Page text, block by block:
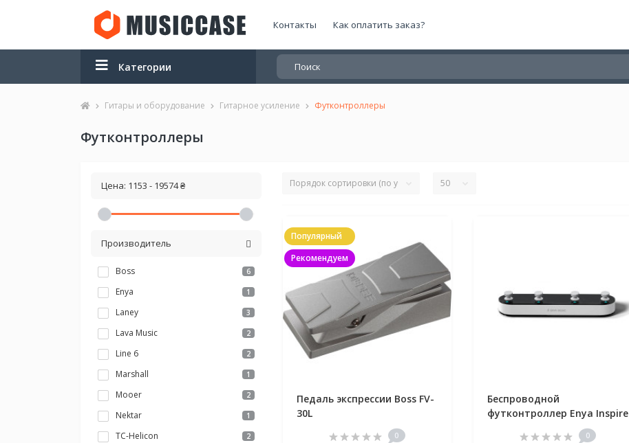
Контакты Как оплатить заказ?
Категории
Гитары и оборудование Гитарное усиление Футконтроллеры
Футконтроллеры
Цена: 1153 - 19574₴
Производитель
Boss 6
Enya 1
Laney 3
Lava Music 2
Line 6 2
Marshall 1
Mooer 2
Nektar 1
TC-Helicon 2
Популярный
Рекомендуем
Педаль экспрессии Boss FV-
30L
0
Беспроводной
футконтроллер Enya Inspire
0